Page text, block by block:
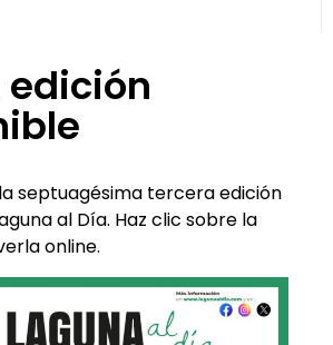
edición
septuagésima tercera edición
al Día. Haz clic sobre la
online.